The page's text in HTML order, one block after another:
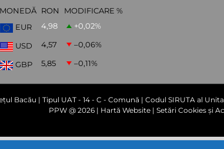
MONEDĂ RON
MODIFICARE %
EUR
4,98 +0,02%
USD 4,57 –0,06%
GBP 5,85 –0,11%
Bacău | Tipul UAT - 14 - C - Comună | Codul SIRUTA al
PPW @ 2026 | Hartă Website| Setări Cookies și